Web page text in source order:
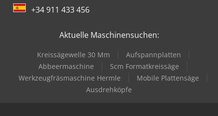
+34 911 433 456
Aktuelle Maschinensuchen:
Kreissägewelle 30 Mm
Aufspannplatten
Abbeermaschine
Scm Formatkreissäge
Werkzeugfräsmaschine Hermle
Mobile Plattensäge
Ausdrehköpfe